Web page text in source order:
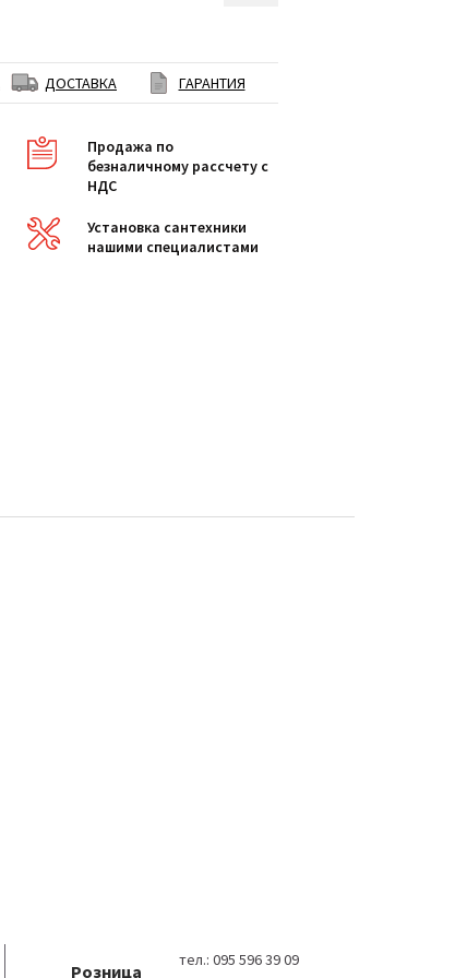
ДОСТАВКА ГАРАНТИЯ
Продажа по
безналичному рассчету с
НДС
Установка сантехники
нашими специалистами
Розница
тел.: 095 596 39 09